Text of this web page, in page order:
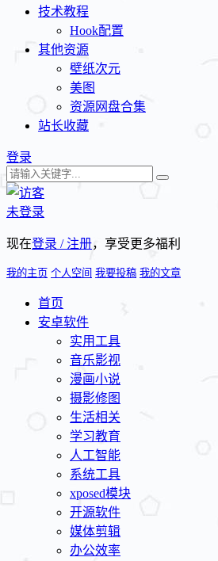
技术教程
Hook配置
其他资源
壁纸次元
美图
资源网盘合集
站长收藏
登录
未登录
现在登录 / 注册，享受更多福利
我的主页 个人空间 我要投稿 我的文章
首页
安卓软件
实用工具
音乐影视
漫画小说
摄影修图
生活相关
学习教育
人工智能
系统工具
xposed模块
开源软件
媒体剪辑
办公效率